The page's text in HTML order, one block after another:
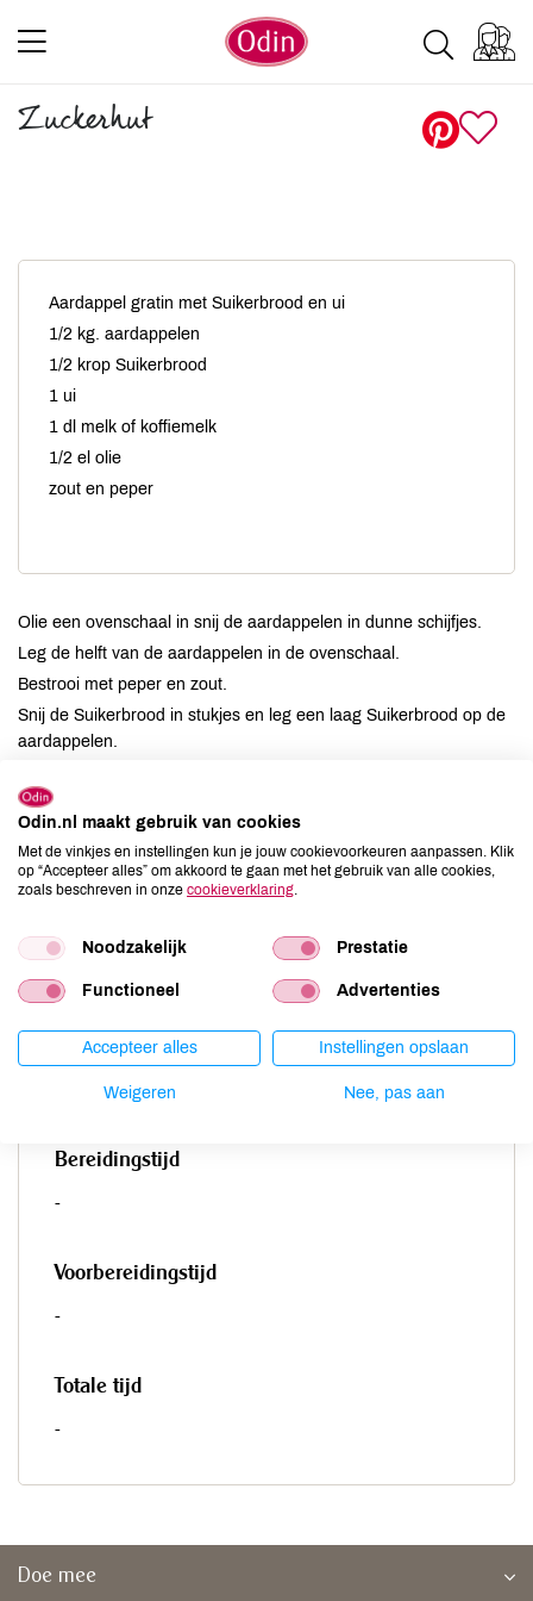
Zuckerhut
Aardappel gratin met Suikerbrood en ui
1/2 kg. aardappelen
1/2 krop Suikerbrood
1 ui
1 dl melk of koffiemelk
1/2 el olie
zout en peper
Olie een ovenschaal in snij de aardappelen in dunne schijfjes.
Leg de helft van de aardappelen in de ovenschaal.
Bestrooi met peper en zout.
Snij de Suikerbrood in stukjes en leg een laag Suikerbrood op de
aardappelen.
Leg de rest van de aardappelschijfjes er over heen.
Bestrooi met peper en zout.
Schenk de melk over de aardappelen en plaats de schotel
ongeveer 40'''' in de voorverwarmde oven (180°).
bovenkant verbrandt.
Porties
Bereidingstijd
-
Voorbereidingstijd
-
Totale tijd
-
Doe mee
Odin.nl maakt gebruik van cookies
Met de vinkjes en instellingen kun je jouw cookievoorkeuren aanpassen. Klik
op “Accepteer alles” om akkoord te gaan met het gebruik van alle cookies,
zoals beschreven in onze cookieverklaring
Noodzakelijk Prestatie
Functioneel Advertenties
Accepteer alles Instellingen opslaan
Weigeren Nee, pas aan